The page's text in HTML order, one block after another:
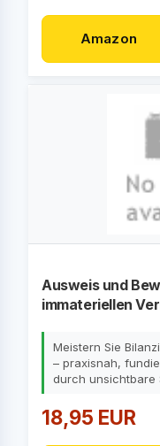
Amazon
Ausweis und
immateriellen
Meistern Sie
– praxisnah,
durch unsichtbare
18,95 EUR